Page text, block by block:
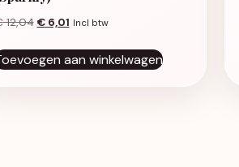
12,04 Oorspronkelijke prijs was: € 12,04.
€6,01Huidige prijs is: € 6,01.
Incl btw
aan winkelwagen